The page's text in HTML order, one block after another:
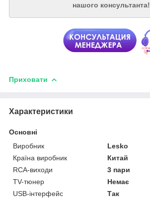
нашого консультанта!
Приховати
Характеристики
Основні
Виробник
Lesko
Країна виробник
Китай
RCA-виходи
3 пари
TV-тюнер
Немає
USB-інтерфейс
Так